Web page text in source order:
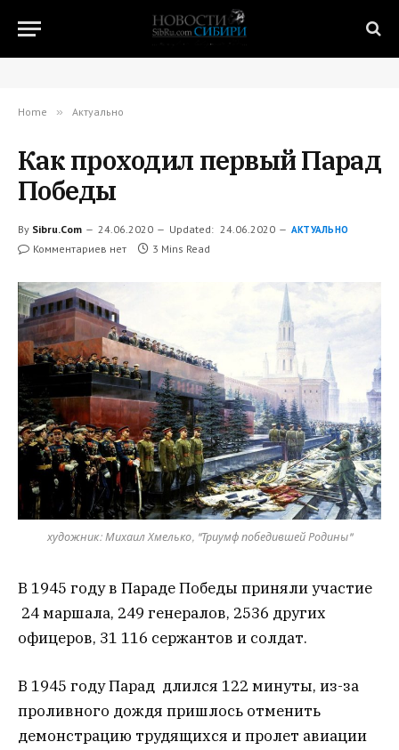
Home » Актуально
Как проходил первый Парад
Победы
By Sibru.Com 24.06.2020 Updated: 24.06.2020 АКТУАЛЬНО
Комментариев нет 3 Mins Read
художник: Михаил Хмелько, "Триумф победившей Родины"
В 1945 году в Параде Победы приняли участие
24 маршала, 249 генералов, 2536 других
офицеров, 31 116 сержантов и солдат.
В 1945 году Парад длился 122 минуты, из-за
проливного дождя пришлось отменить
демонстрацию трудящихся и пролет авиации